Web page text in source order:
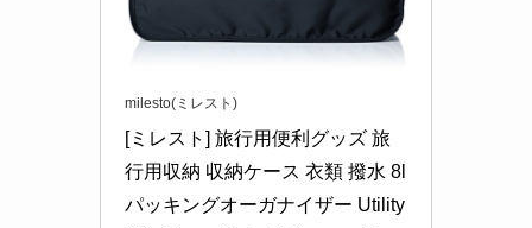
milesto(ミレスト)
[ミレスト] 旅行用便利グッズ 旅
行用収納 収納ケース 衣類 撥水 8l
パッキングオーガナイザー Utility